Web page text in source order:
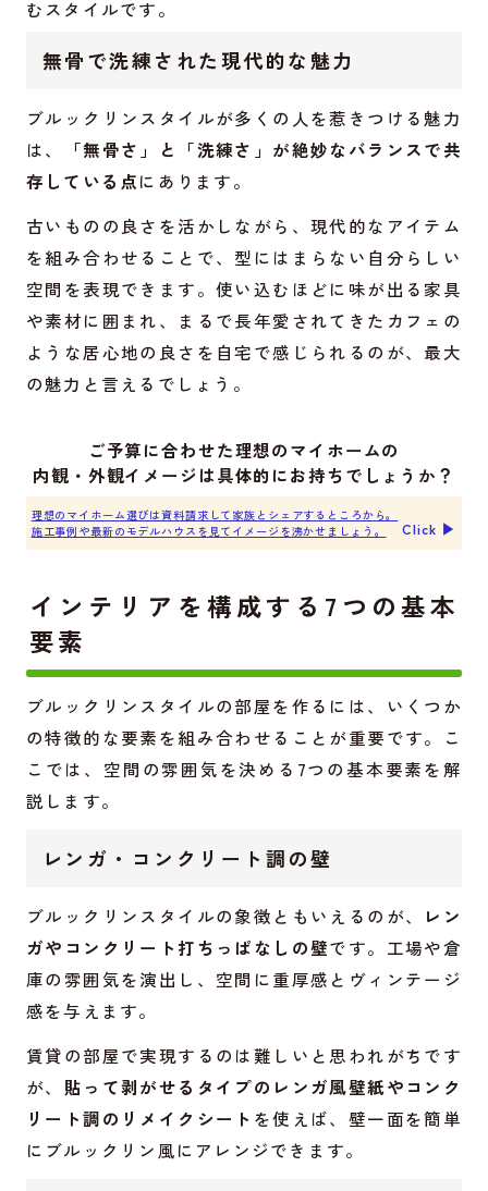
むスタイルです。
無骨で洗練された現代的な魅力
ブルックリンスタイルが多くの人を惹きつける魅力
は、
「無骨さ」と「洗練さ」が絶妙なバランスで共
存している点にあります。
古いものの良さを活かしながら、現代的なアイテム
を組み合わせることで、型にはまらない自分らしい
空間を表現できます。使い込むほどに味が出る家具
や素材に囲まれ、まるで長年愛されてきたカフェの
ような居心地の良さを自宅で感じられるのが、最大
の魅力と言えるでしょう。
ご予算に合わせた理想のマイホームの
内観・外観イメージは具体的にお持ちでしょうか？
理想のマイホーム選びは資料請求して家族とシェアするところから。
施工事例や最新のモデルハウスを見てイメージを沸かせましょう。
Click ▶︎
インテリアを構成する7つの基本
要素
ブルックリンスタイルの部屋を作るには、いくつか
の特徴的な要素を組み合わせることが重要です。こ
こでは、空間の雰囲気を決める7つの基本要素を解
説します。
レンガ・コンクリート調の壁
ブルックリンスタイルの象徴ともいえるのが、
レン
ガやコンクリート打ちっぱなしの壁です。工場や倉
庫の雰囲気を演出し、空間に重厚感とヴィンテージ
感を与えます。
賃貸の部屋で実現するのは難しいと思われがちです
が、 貼って剥がせるタイプのレンガ風壁紙やコンク
リート調のリメイクシート を使えば、壁一面を簡単
にブルックリン風にアレンジできます。